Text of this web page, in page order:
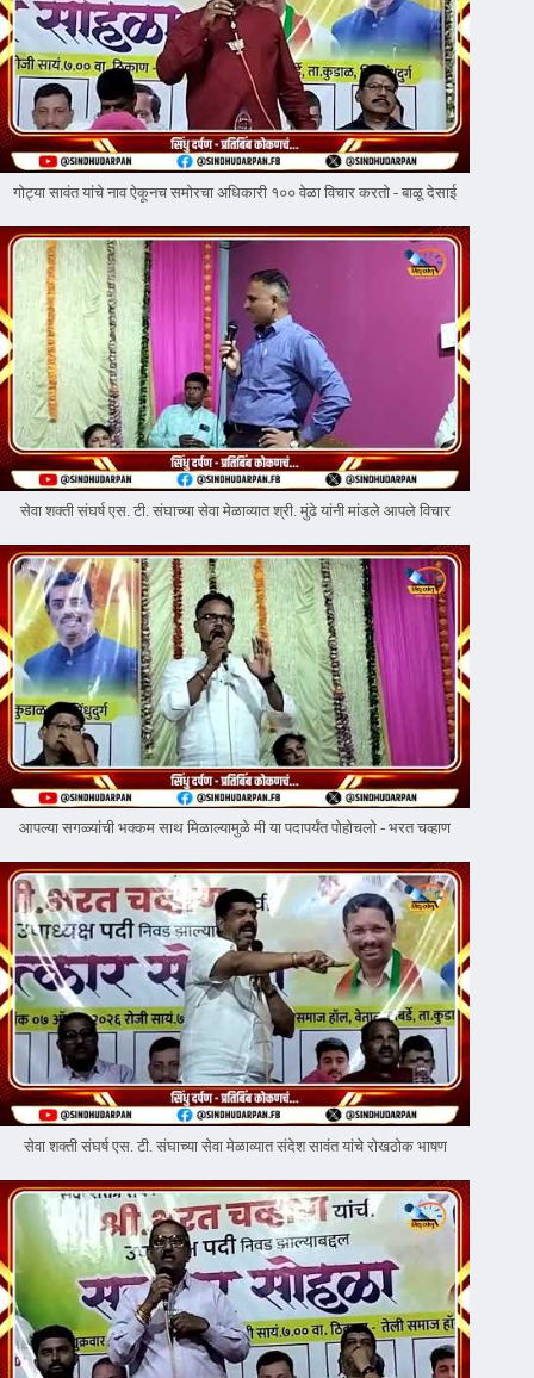
गोट्या सावंत यांचे नाव ऐकूनच समोरचा अधिकारी १०० वेळा विचार करतो - बाळू देसाई
सेवा शक्ती संघर्ष एस. टी. संघाच्या सेवा मेळाव्यात श्री. मुंढे यांनी मांडले आपले विचार
आपल्या सगळ्यांची भक्कम साथ मिळाल्यामुळे मी या पदापर्यंत पोहोचलो - भरत चव्हाण
सेवा शक्ती संघर्ष एस. टी. संघाच्या सेवा मेळाव्यात संदेश सावंत यांचे रोखठोक भाषण